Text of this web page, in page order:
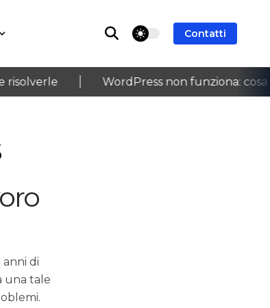
theme switcher Contatti
WordPress non funziona: cosa
›
anni di
una tale